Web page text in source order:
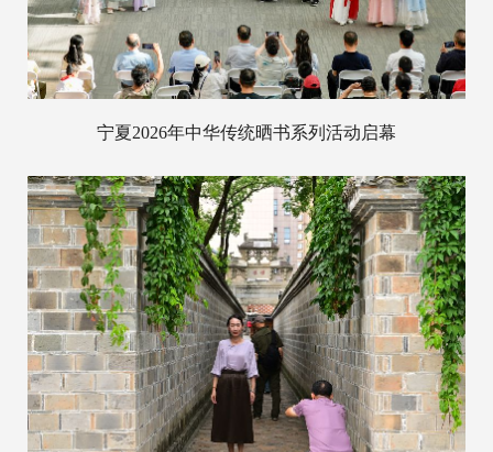
宁夏2026年中华传统晒书系列活动启幕